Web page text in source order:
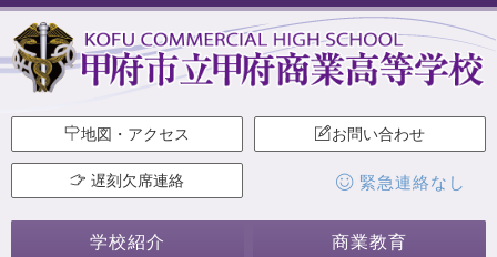
地図・アクセス お問い合わせ
遅刻欠席連絡 緊急連絡なし
学校紹介 商業教育